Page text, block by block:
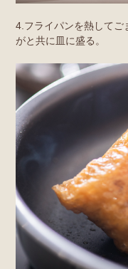
4.フライパンを熱して
がと共に皿に盛る。